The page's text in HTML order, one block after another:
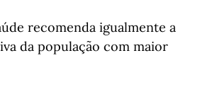
recomenda igualmente a
da população com maior